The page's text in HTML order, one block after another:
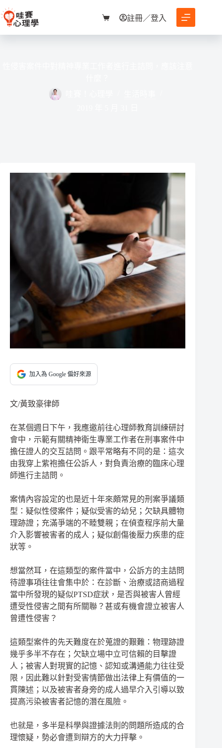
至
購
物
註冊／登入
加入為 Google 偏好來源
文/黃致豪律師
在某個週日下午，我應邀前往心理師教育訓練研討
會中，示範有關精神衛生專業工作者在刑事案件中
擔任證人的交互詰問。跟平常略有不同的是：這次
由我穿上紫袍擔任公訴人，對負責治療的臨床心理
師進行主詰問。
案情內容設定的也是近十年來頗常見的刑案爭議類
型：疑似性侵案件；疑似受害的幼兒；欠缺具體物
理跡證；充滿爭端的不睦雙親；在偵查程序前大量
介入影響被害者的成人；疑似創傷後壓力疾患的症
狀等。
想當然耳，在這類型的案件當中，公訴方的主詰問
待證事項往往會集中於：在診斷、治療或諮商過程
當中所發現的疑似PTSD症狀，是否與被害人曾經
遭受性侵害之間有所關聯？甚或有機會證立被害人
曾遭性侵害？
這類型案件的先天難度在於蒐證的艱難：物理跡證
幾乎多半不存在；欠缺立場中立可信賴的目擊證
人；被害人對現實的記憶、認知或溝通能力往往受
限，因此難以針對受害情節做出法律上有價值的一
貫陳述；以及被害者身旁的成人過早介入引導以致
提高污染被害者記憶的潛在風險。
也就是，多半是科學與證據法則的問題所造成的合
理懷疑，勢必會遭到辯方的大力抨擊。